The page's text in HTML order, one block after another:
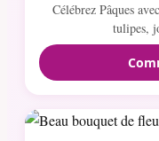
Célébrez Pâques
tulipes,